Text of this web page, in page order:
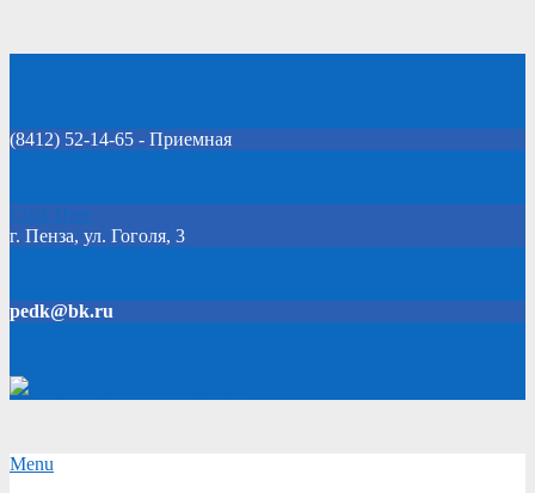
(8412) 52-14-65 - Приемная
Click Here
г. Пенза, ул. Гоголя, 3
pedk@bk.ru
Secondary
Menu